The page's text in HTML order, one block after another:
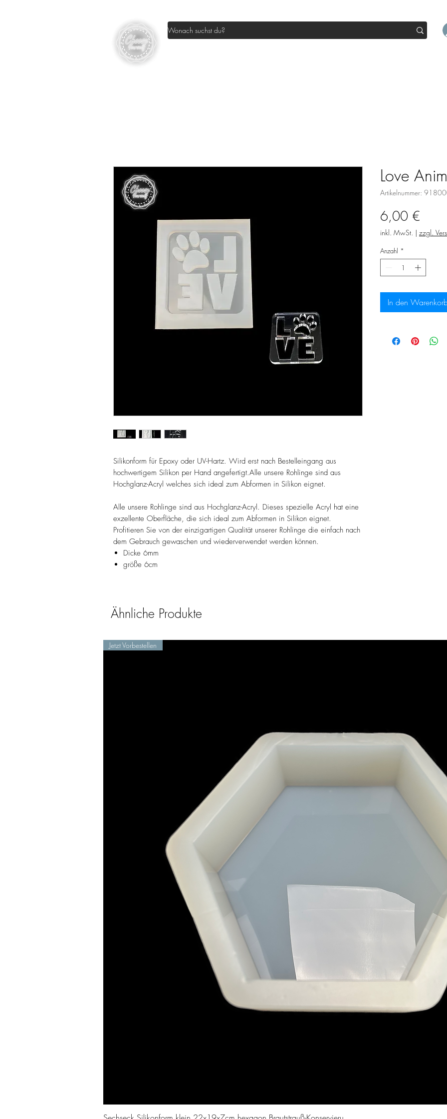
Silikonform für Epoxy oder UV-Hartz. Wird erst nach Bestelleingang aus
hochwertigem Silikon per Hand angefertigt.Alle unsere Rohlinge sind aus
Hochglanz-Acryl welches sich ideal zum Abformen in Silikon eignet.
Alle unsere Rohlinge sind aus Hochglanz-Acryl. Dieses spezielle Acryl hat eine
exzellente Oberfläche, die sich ideal zum Abformen in Silikon eignet.
Profitieren Sie von der einzigartigen Qualität unserer Rohlinge die einfach nach
dem Gebrauch gewaschen und wiederverwendet werden können.
Dicke 6mm
größe 6cm
Love
Artikelnummer:
6,00 €
inkl. MwSt. | zzgl.
Anzahl *
In den
Ähnliche Produkte
Jetzt Vorbestellen